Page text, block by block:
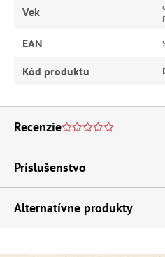
Vek
EAN
Kód produktu
Recenzie
Príslušenstvo
Alternatívne produkty